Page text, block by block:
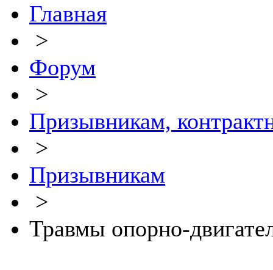
Главная
>
Форум
>
Призывникам,
>
Призывникам
>
Травмы опорно-